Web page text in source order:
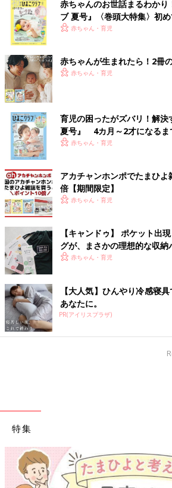
赤ちゃんのお世話まるわか
ブ 夏号』〈巻頭大特集〉初
く！ おっぱい・ミルクの基本
赤ちゃん・育児
赤ちゃんが生まれたら！2冊
赤ちゃん・育児
育児の困ったがズバリ！解
夏号』 4カ月～2才になるま
いっぱい！
赤ちゃん・育児
アカチャンホンポでたまひ
倍【期間限定】
赤ちゃん・育児
【キャンドゥ】 ポケット出
グが、まさかの理想的な収納
赤ちゃん・育児
【大人気】ひんやり冷感寝
あなたに。
PR(アイリスプラザ)
特集